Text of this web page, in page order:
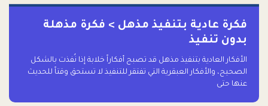
فكرة عادية بتنفيذ مذهل > فكرة مذهلة
بدون تنفيذ
الأفكار العادية بتنفيذ مذهل قد تصبح أفكاراً خلابة إذا نُفذت بالشكل
الصحيح، والأفكار العبقرية التي تفتقر للتنفيذ لا تستحق وقتاً للحديث
عنها حتى